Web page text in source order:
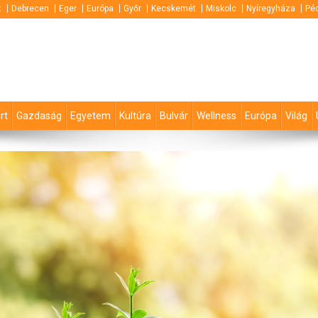
Debrecen Eger Európa Győr Kecskemét Miskolc Nyíregyháza
Gazdaság Egyetem Kultúra Bulvár Wellness Európa Világ